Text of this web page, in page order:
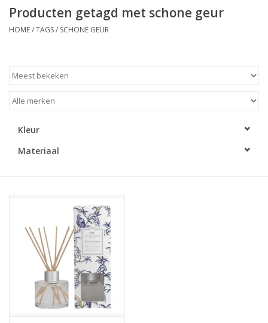
Geurkaarsen
LED Kaarsen
Relatiegeschenken & Bedankjes
Huisparfums
Producten getagd met schone geur
HOME/TAGS/ SCHONE GEUR
Kleur
Materiaal